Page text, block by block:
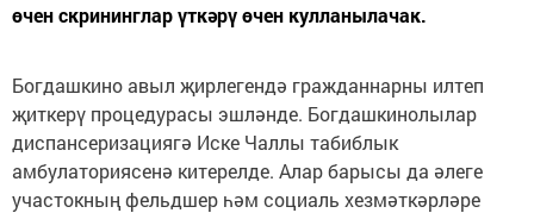
өчен скрининглар үткәрү өчен кулланылачак.
Богдашкино авыл җирлегендә гражданнарны илтеп
җиткерү процедурасы эшләнде. Богдашкинолылар
диспансеризациягә Иске Чаллы табиблык
амбулаториясенә китерелде. Алар барысы да әлеге
участокның фельдшер һәм социаль хезмәткәрләре